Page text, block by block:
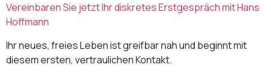
Vereinbaren Sie jetzt Ihr diskretes Erstgespräch mit Hans
Hoffmann
Ihr neues, freies Leben ist greifbar nah und beginnt mit
diesem ersten, vertraulichen Kontakt.